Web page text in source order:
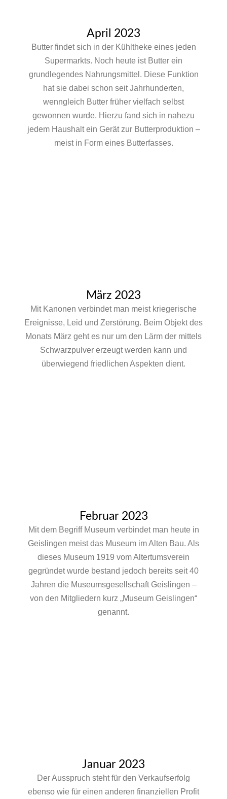
April 2023
Butter findet sich in der Kühltheke eines jeden
Supermarkts. Noch heute ist Butter ein
grundlegendes Nahrungsmittel. Diese Funktion
hat sie dabei schon seit Jahrhunderten,
wenngleich Butter früher vielfach selbst
gewonnen wurde. Hierzu fand sich in nahezu
jedem Haushalt ein Gerät zur Butterproduktion –
meist in Form eines Butterfasses.
März 2023
Mit Kanonen verbindet man meist kriegerische
Ereignisse, Leid und Zerstörung. Beim Objekt des
Monats März geht es nur um den Lärm der mittels
Schwarzpulver erzeugt werden kann und
überwiegend friedlichen Aspekten dient.
Februar 2023
Mit dem Begriff Museum verbindet man heute in
Geislingen meist das Museum im Alten Bau. Als
dieses Museum 1919 vom Altertumsverein
gegründet wurde bestand jedoch bereits seit 40
Jahren die Museumsgesellschaft Geislingen –
von den Mitgliedern kurz „Museum Geislingen“
genannt.
Januar 2023
Der Ausspruch steht für den Verkaufserfolg
ebenso wie für einen anderen finanziellen Profit